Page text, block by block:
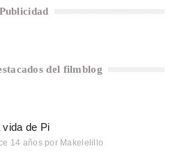
Publicidad
del filmblog
vida de Pi
14 años por Makelelillo